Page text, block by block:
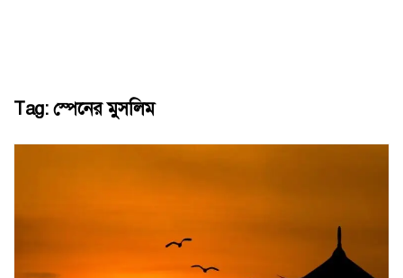
Tag: স্পেনের মুসলিম